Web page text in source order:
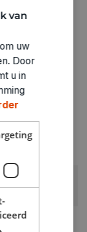
van
uw
Door
u in